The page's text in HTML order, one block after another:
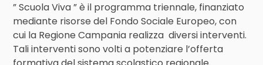
” Scuola Viva ” è il programma triennale, finanziato
mediante risorse del Fondo Sociale Europeo, con
cui la Regione Campania realizza diversi interventi.
Tali interventi sono volti a potenziare l’offerta